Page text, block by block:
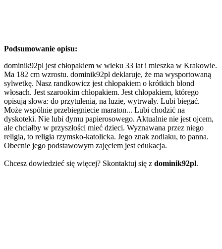
Podsumowanie opisu:
dominik92pl jest chłopakiem w wieku 33 lat i mieszka w Krakowie.
Ma 182 cm wzrostu. dominik92pl deklaruje, że ma wysportowaną
sylwetkę. Nasz randkowicz jest chłopakiem o krótkich blond
włosach. Jest szarookim chłopakiem. Jest chłopakiem, którego
opisują słowa: do przytulenia, na luzie, wytrwały. Lubi biegać.
Może wspólnie przebiegniecie maraton... Lubi chodzić na
dyskoteki. Nie lubi dymu papierosowego. Aktualnie nie jest ojcem,
ale chciałby w przyszłości mieć dzieci. Wyznawana przez niego
religia, to religia rzymsko-katolicka. Jego znak zodiaku, to panna.
Obecnie jego podstawowym zajęciem jest edukacja.
Chcesz dowiedzieć się więcej? Skontaktuj się z dominik92pl.